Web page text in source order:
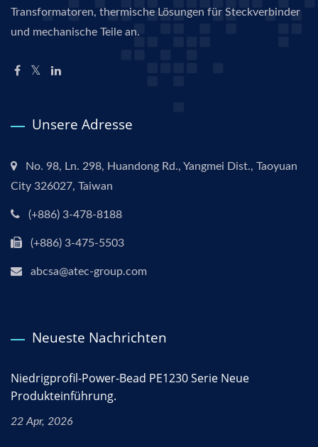
Transformatoren, thermische Lösungen für Steckverbinder
und mechanische Teile an.
Unsere Adresse
No. 98, Ln. 298, Huandong Rd., Yangmei Dist., Taoyuan
City 326027, Taiwan
(+886) 3-478-8188
(+886) 3-475-5503
abcsa@atec-group.com
Neueste Nachrichten
Niedrigprofil-Power-Bead PE1230 Serie Neue
Produkteinführung.
22 Apr, 2026